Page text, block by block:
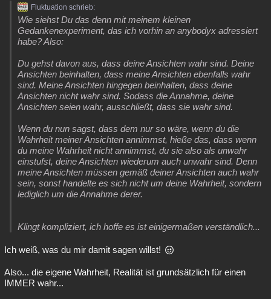
Fluktuation schrieb:
Wie siehst Du das denn mit meinem kleinen
Gedankenexperiment, das ich vorhin an anybodyx adressiert
habe? Also:
Du gehst davon aus, dass deine Ansichten wahr sind. Deine
Ansichten beinhalten, dass meine Ansichten ebenfalls wahr
sind. Meine Ansichten hingegen beinhalten, dass deine
Ansichten nicht wahr sind. Sodass die Annahme, deine
Ansichten seien wahr, ausschließt, dass sie wahr sind.
Wenn du nun sagst, dass dem nur so wäre, wenn du die
Wahrheit meiner Ansichten annimmst, hieße das, dass wenn
du meine Wahrheit nicht annimmst, du sie also als unwahr
einstufst, deine Ansichten wiederum auch unwahr sind. Denn
meine Ansichten müssen gemäß deiner Ansichten auch wahr
sein, sonst handelte es sich nicht um deine Wahrheit, sondern
lediglich um die Annahme derer.
Klingt kompliziert, ich hoffe es ist einigermaßen verständlich...
Ich weiß, was du mir damit sagen willst!
Also... die eigene Wahrheit, Realität ist grundsätzlich für einen
IMMER wahr...